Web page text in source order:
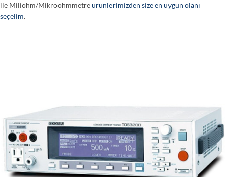
ile Miliohm/Mikroohmmetreürünlerimizden size en uygun olanı
seçelim.